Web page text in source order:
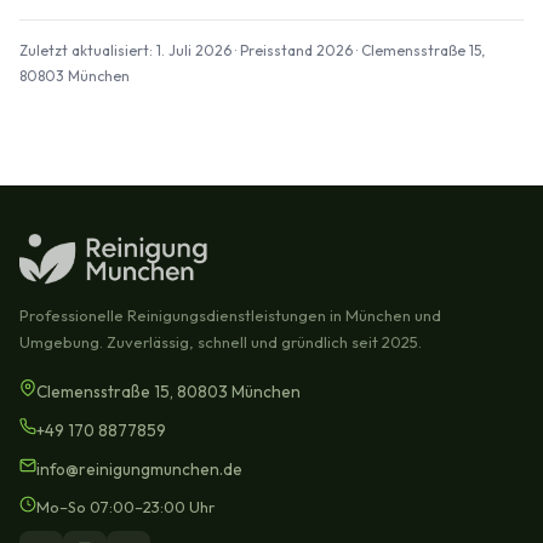
Zuletzt aktualisiert: 1. Juli 2026 · Preisstand 2026 · Clemensstraße 15,
80803 München
Professionelle Reinigungsdienstleistungen in München und
Umgebung. Zuverlässig, schnell und gründlich seit 2025.
Clemensstraße 15, 80803 München
+49 170 8877859
info@reinigungmunchen.de
Mo–So 07:00–23:00 Uhr